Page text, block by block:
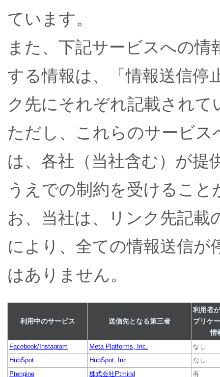
ています。
また、下記サービスへの
する情報は、「情報送信停
ク先にそれぞれ記載されて
ただし、これらのサービ
は、各社（当社含む）が提
うえでの制約を受けるこ
お、当社は、リンク先記載
により、全ての情報送信
はありません。
利用中のサービス 送信先となる第三者
利用者
プリケ
情
Facebook/Instagram Meta Platforms, Inc.
なし
HubSpot
HubSpot, Inc.
なし
Ptengine
株式会社Ptmind
有